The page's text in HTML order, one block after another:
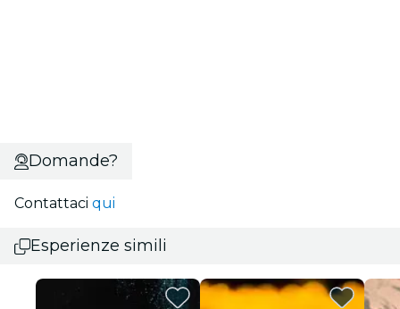
Domande?
Contattaci qui
Esperienze simili